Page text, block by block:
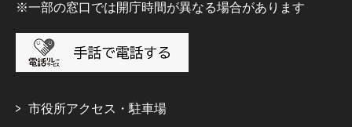
※一部の窓口では開庁時間が異なる場合があります
市役所アクセス・駐車場